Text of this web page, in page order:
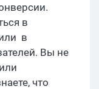
в
в
Вы не
что